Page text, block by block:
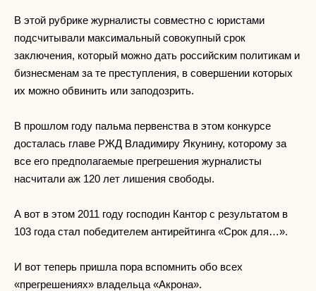
В этой рубрике журналисты совместно с юристами
подсчитывали максимальный совокупный срок
заключения, который можно дать российским политикам и
бизнесменам за те преступления, в совершении которых
их можно обвинить или заподозрить.
В прошлом году пальма первенства в этом конкурсе
досталась главе РЖД Владимиру Якунину, которому за
все его предполагаемые прегрешения журналисты
насчитали аж 120 лет лишения свободы.
А вот в этом 2011 году господин Кантор с результатом в
103 года стал победителем антирейтинга «Срок для…».
И вот теперь пришла пора вспомнить обо всех
«прегрешениях» владельца «Акрона».